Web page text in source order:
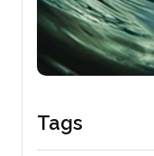
Tags